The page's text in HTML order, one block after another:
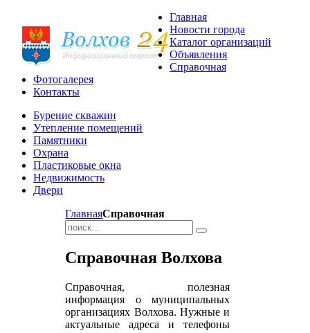
Главная
Новости города
Каталог организаций
Объявления
Справочная
Фотогалерея
Контакты
Бурение скважин
Утепление помещений
Памятники
Охрана
Пластиковые окна
Недвижимость
Двери
ГлавнаяСправочная
Справочная Волхова
Справочная, полезная
информация о муниципальных
организациях Волхова. Нужные и
актуальные адреса и телефоны